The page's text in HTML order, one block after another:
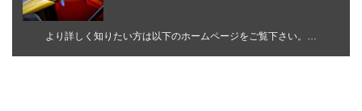
より詳しく知りたい方は以下のホームページをご覧下さい。…